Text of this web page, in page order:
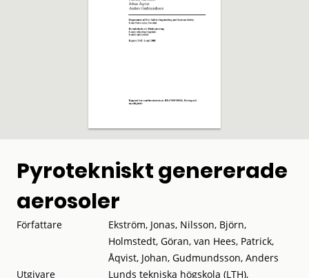
Pyrotekniskt genererade
aerosoler
Författare
Ekström, Jonas, Nilsson, Björn,
Holmstedt, Göran, van Hees, Patrick,
Åqvist, Johan, Gudmundsson, Anders
Utgivare
Lunds tekniska högskola (LTH),